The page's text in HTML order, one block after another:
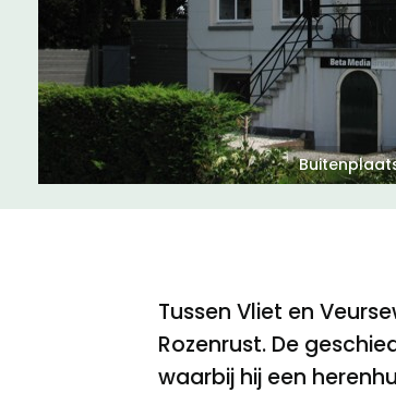
Meld een archeologische vondst
Nieuwsbrief
Nieuwsbrief
Voorwaarden
Privacyverklaring
Tussen Vliet en
Rozenrust. De
waarbij hij een